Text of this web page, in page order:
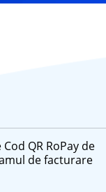
QR RoPay de
de facturare